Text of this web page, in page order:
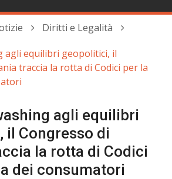
Diritti e Legalità
agli equilibri geopolitici, il
traccia la rotta di Codici per la
agli equilibri
il Congresso di
la rotta di Codici
dei consumatori